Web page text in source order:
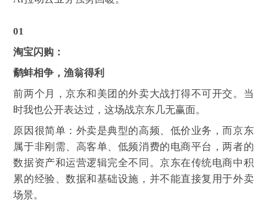
01
淘宝闪购：
鹬蚌相争，渔翁得利
前两个月，京东和美团的外卖大战打得不可开交。当
时我也公开表达过，这场战京东几无赢面。
原因很简单：外卖是典型的高频、低价业务，而京东
属于非刚需、高客单、低频消费的电商平台，两者的
数据资产和运营逻辑完全不同。京东在传统电商中积
累的经验、数据和基础设施，并不能直接复用于外卖
场景。